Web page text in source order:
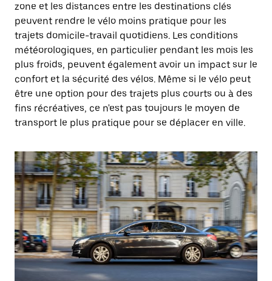
zone et les distances entre les destinations clés
peuvent rendre le vélo moins pratique pour les
trajets domicile-travail quotidiens. Les conditions
météorologiques, en particulier pendant les mois les
plus froids, peuvent également avoir un impact sur le
confort et la sécurité des vélos. Même si le vélo peut
être une option pour des trajets plus courts ou à des
fins récréatives, ce n'est pas toujours le moyen de
transport le plus pratique pour se déplacer en ville.